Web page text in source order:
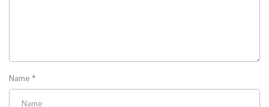
Name *